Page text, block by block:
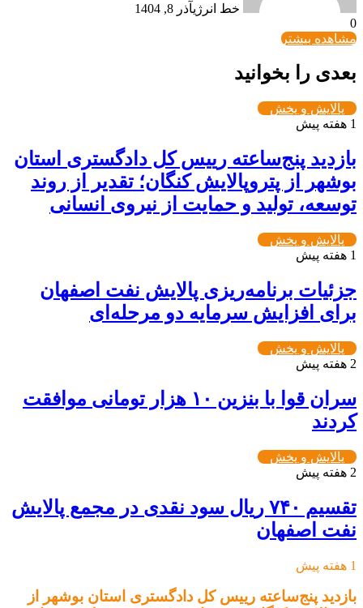
خط انرژیآذر 8, 1404
0
مشاهده بیشتر
بعدی را بخوانید
پالایش و پخش
1 هفته پیش
بازدید پنج‌ساعته رییس کل دادگستری استان
بوشهر از پتروپالایش کنگان؛ تقدیر از روند
توسعه، تولید و حمایت از نیروی انسانی
پالایش و پخش
1 هفته پیش
جزئیات برنامه‌ریزی پالایش نفت اصفهان
برای افزایش سرمایه دو مرحله‌ای
پالایش و پخش
2 هفته پیش
سران قوا با بنزین ۱۰ هزار تومانی موافقت
کردند
پالایش و پخش
2 هفته پیش
تقسیم ۷۴۰ ریال سود نقدی در مجمع پالایش
نفت اصفهان
1 هفته پیش
بازدید پنج‌ساعته رییس کل دادگستری استان بوشهر از